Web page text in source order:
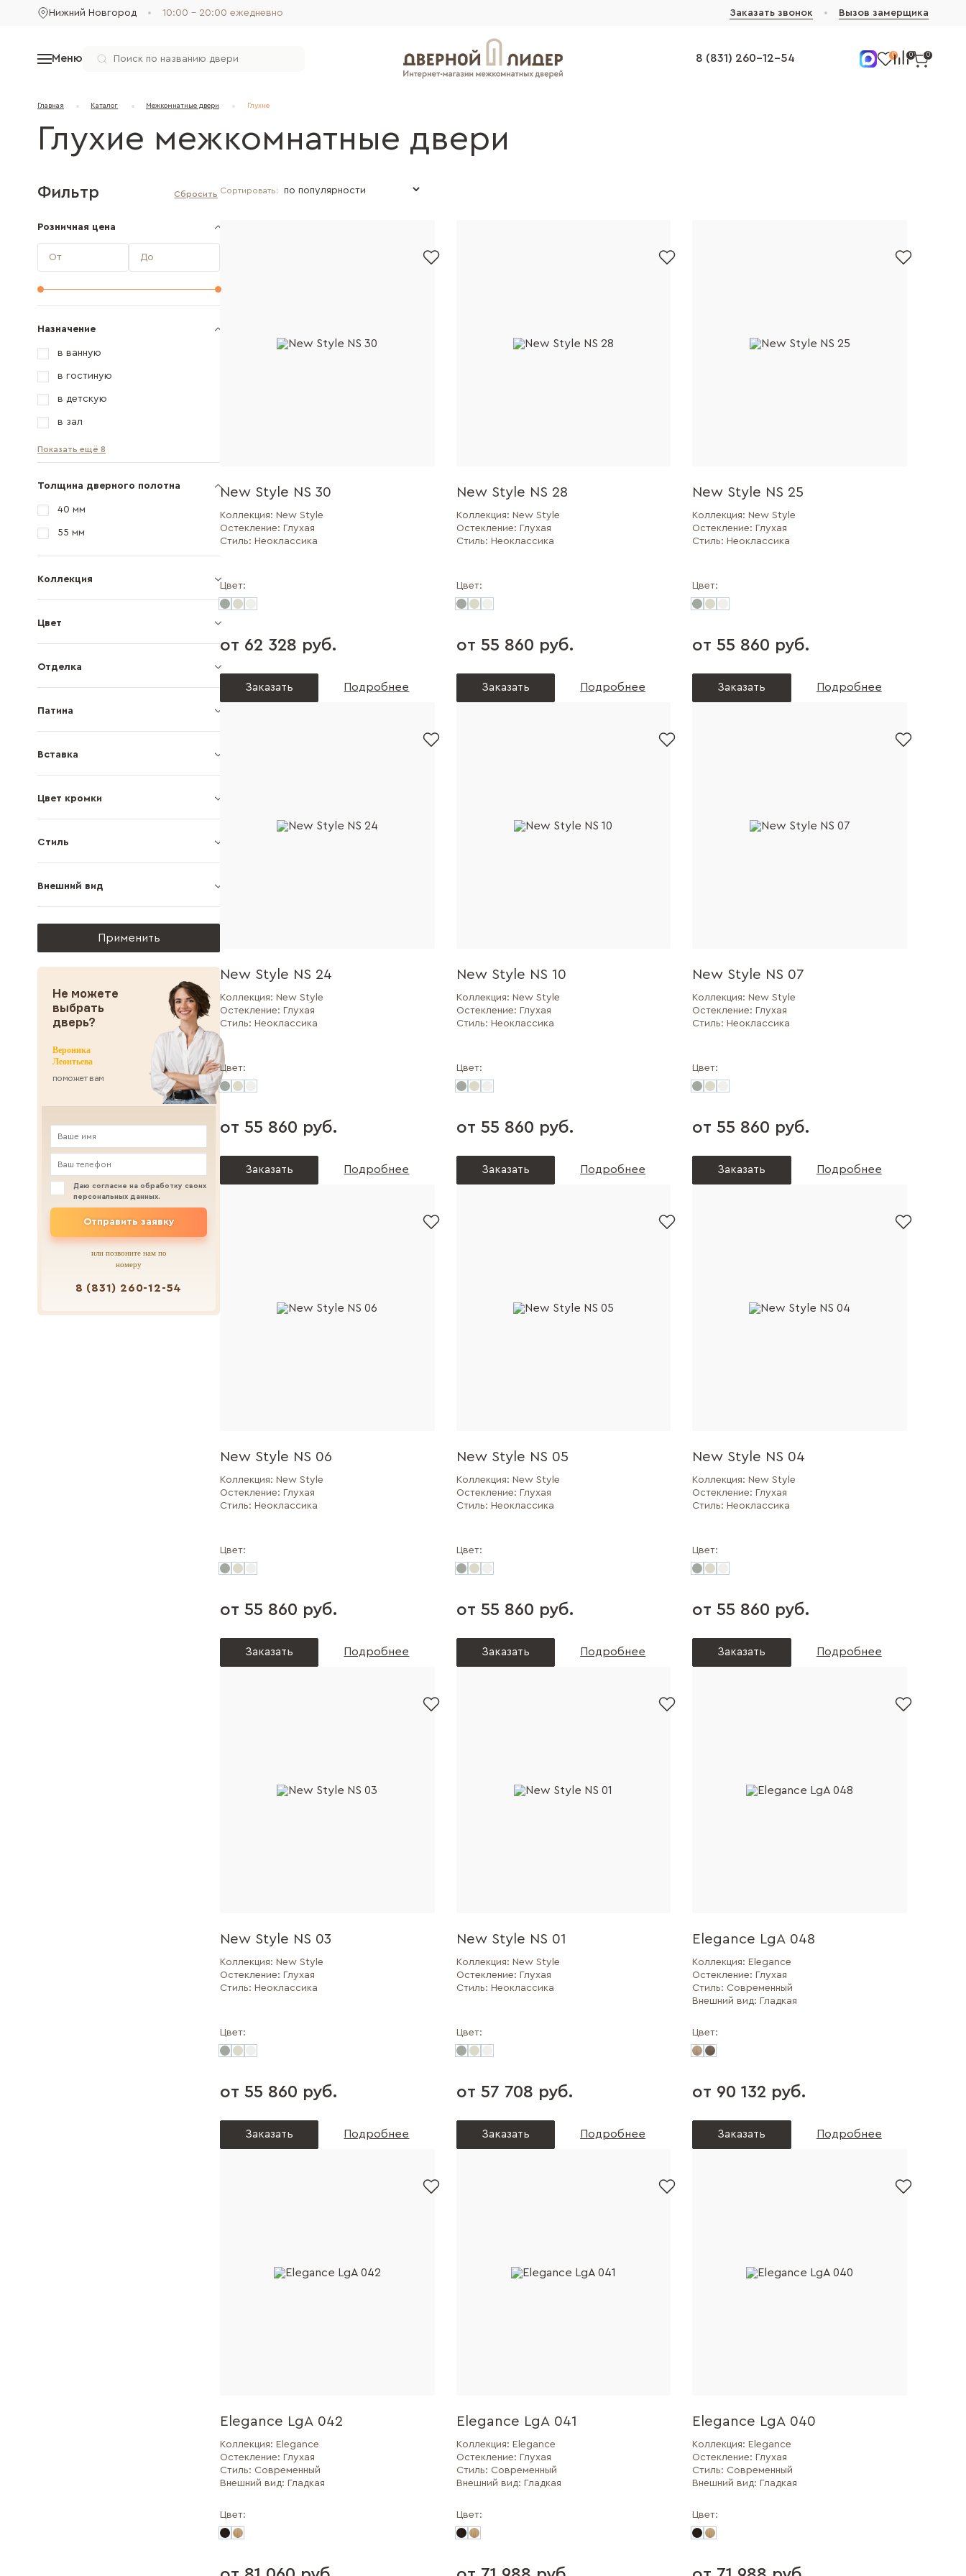
Нижний Новгород 10:00 - 20:00 ежедневно Заказать звонок Вызов замерщика
Меню 8 (831) 260-12-54 0 0 0
Главная Каталог Межкомнатные двери Глухие
Глухие межкомнатные двери
Фильтр
Розничная цена
От До
Назначение
в ванную
в гостиную
в детскую
в зал
Показать ещё 8
Толщина дверного полотна
40 мм
55 мм
Коллекция
Цвет
Отделка
Патина
Вставка
Цвет кромки
Стиль
Внешний вид
Не можете
выбрать
дверь?
Вероника
Леонтьева
поможет вам
Даю согласие на обработку своих
персональных данных.
Отправить заявку
или позвоните нам по
номеру
8 (831) 260-12-54
Сортировать:
New Style NS 30
Коллекция: New Style
Остекление: Глухая
Стиль: Неоклассика
Цвет:
от 62 328 руб.
Заказать Подробнее
New Style NS 28
Коллекция: New Style
Остекление: Глухая
Стиль: Неоклассика
Цвет:
от 55 860 руб.
Заказать Подробнее
New Style NS 25
Коллекция: New Style
Остекление: Глухая
Стиль: Неоклассика
Цвет:
от 55 860 руб.
Заказать Подробнее
New Style NS 24
Коллекция: New Style
Остекление: Глухая
Стиль: Неоклассика
Цвет:
от 55 860 руб.
Заказать Подробнее
New Style NS 10
Коллекция: New Style
Остекление: Глухая
Стиль: Неоклассика
Цвет:
от 55 860 руб.
Заказать Подробнее
New Style NS 07
Коллекция: New Style
Остекление: Глухая
Стиль: Неоклассика
Цвет:
от 55 860 руб.
Заказать Подробнее
New Style NS 06
Коллекция: New Style
Остекление: Глухая
Стиль: Неоклассика
Цвет:
от 55 860 руб.
Заказать Подробнее
New Style NS 05
Коллекция: New Style
Остекление: Глухая
Стиль: Неоклассика
Цвет:
от 55 860 руб.
Заказать Подробнее
New Style NS 04
Коллекция: New Style
Остекление: Глухая
Стиль: Неоклассика
Цвет:
от 55 860 руб.
Заказать Подробнее
New Style NS 03
Коллекция: New Style
Остекление: Глухая
Стиль: Неоклассика
Цвет:
от 55 860 руб.
Заказать Подробнее
New Style NS 01
Коллекция: New Style
Остекление: Глухая
Стиль: Неоклассика
Цвет:
от 57 708 руб.
Заказать Подробнее
Elegance LgA 048
Коллекция: Elegance
Остекление: Глухая
Стиль: Современный
Внешний вид: Гладкая
Цвет:
от 90 132 руб.
Заказать Подробнее
Elegance LgA 042
Коллекция: Elegance
Остекление: Глухая
Стиль: Современный
Внешний вид: Гладкая
Цвет:
Elegance LgA 041
Коллекция: Elegance
Остекление: Глухая
Стиль: Современный
Внешний вид: Гладкая
Цвет:
Elegance LgA 040
Коллекция: Elegance
Остекление: Глухая
Стиль: Современный
Внешний вид: Гладкая
Цвет: